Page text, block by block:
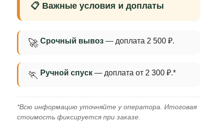
📋 Важные условия и доплаты
🚀 Срочный вывоз — доплата 2 500 ₽.
🏃 Ручной спуск — доплата от 2 300 ₽.*
*Всю информацию уточняйте у оператора. Итоговая
стоимость фиксируется при заказе.